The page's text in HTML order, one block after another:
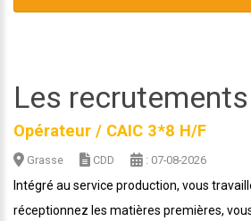
Les
Opérateur / CAIC 3*8 H/F
Grasse CDD : 07-08-2026
Intégré au service production, vous
réceptionnez les matières premières,